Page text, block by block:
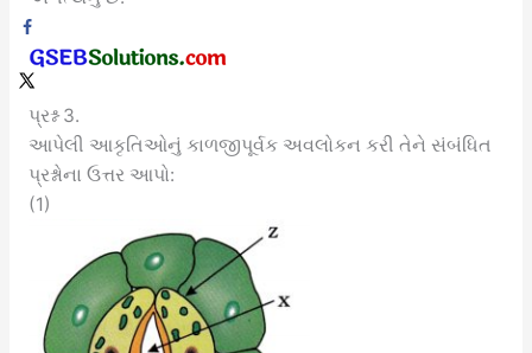
પ્રશ્ન 3.
આપેલી આકૃતિઓનું કાળજીપૂર્વક અવલોકન કરી તેને સંબંધિત
પ્રશ્નોના ઉત્તર આપો:
(1)